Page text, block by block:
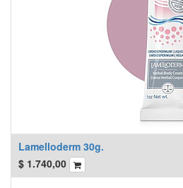
Lamelloderm 30g.
$ 1.740,00